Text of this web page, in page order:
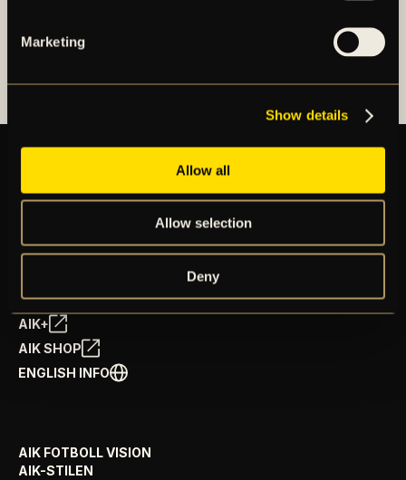
Marketing
Show details
Allow all
Allow selection
Deny
AIK FOTBOLLSFÖRENING
BILJETTER
NYHETER
SPELSCHEMA
PRENUMERERA PÅ NYHETSBREV
AIK+
AIK SHOP
ENGLISH INFO
AIK FOTBOLL VISION
AIK-STILEN